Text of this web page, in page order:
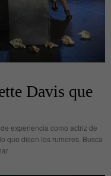
Davis que
experiencia como actriz de
que dicen los rumores. Busca